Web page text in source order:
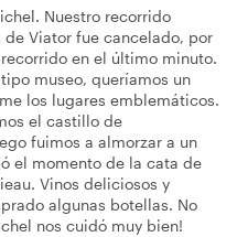
Nuestro recorrido
de Viator fue cancelado, por
en el último minuto.
museo, queríamos un
los lugares emblemáticos.
el castillo de
fuimos a almorzar a un
el momento de la cata de
Vinos deliciosos y
algunas botellas. No
nos cuidó muy bien!